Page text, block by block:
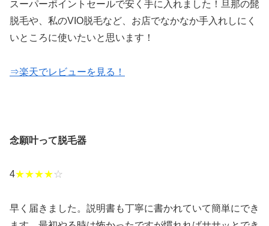
スーパーポイントセールで安く手に入れました！旦那の髭
脱毛や、私のVIO脱毛など、お店でなかなか手入れしにく
いところに使いたいと思います！
⇒楽天でレビューを見る！
念願叶って脱毛器
4★★★★☆
早く届きました。説明書も丁寧に書かれていて簡単にでき